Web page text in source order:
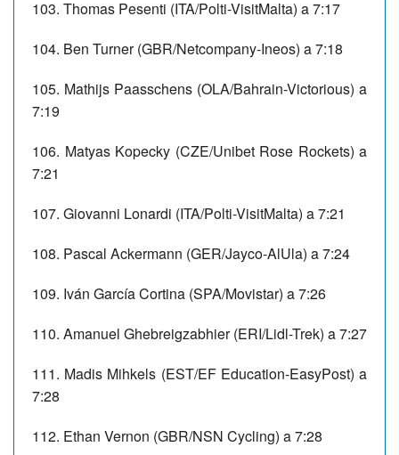
103. Thomas Pesenti (ITA/Polti-VisitMalta) a 7:17
104. Ben Turner (GBR/Netcompany-Ineos) a 7:18
105. Mathijs Paasschens (OLA/Bahrain-Victorious) a
7:19
106. Matyas Kopecky (CZE/Unibet Rose Rockets) a
7:21
107. Giovanni Lonardi (ITA/Polti-VisitMalta) a 7:21
108. Pascal Ackermann (GER/Jayco-AlUla) a 7:24
109. Iván García Cortina (SPA/Movistar) a 7:26
110. Amanuel Ghebreigzabhier (ERI/Lidl-Trek) a 7:27
111. Madis Mihkels (EST/EF Education-EasyPost) a
7:28
112. Ethan Vernon (GBR/NSN Cycling) a 7:28